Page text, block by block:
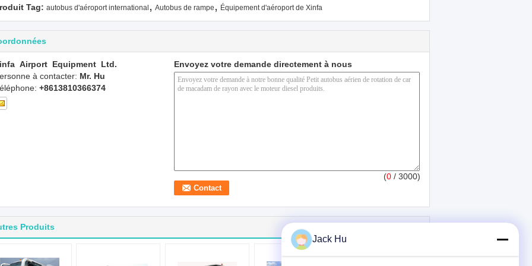
Tag: autobus d'aéroport international , Autobus de rampe , Équipement d'aéroport de Xinfa
Airport Equipment Ltd.
à contacter: Mr. Hu
+8613810366374
Envoyez votre demande directement à nous
(0 / 3000)
Produits
Jack Hu